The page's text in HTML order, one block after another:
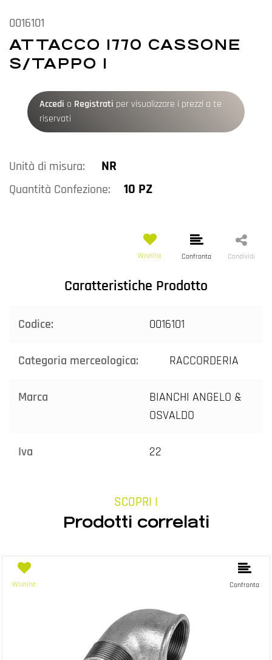
0016101
ATTACCO 1770 CASSONE
S/TAPPO 1
Accedi o Registrati per visualizzare i prezzi a te
riservati
Unità di misura: NR
Quantità Confezione: 10 PZ
Wishlist Confronta Condividi
Caratteristiche Prodotto
Codice: 0016101
Categoria merceologica: RACCORDERIA
Marca
BIANCHI ANGELO &
OSVALDO
Iva 22
SCOPRI I
Prodotti correlati
Wishlist Confronta